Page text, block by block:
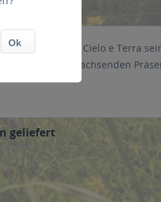
Zeitpunkt hat Cielo e Terra
ständig wachsenden
geliefert